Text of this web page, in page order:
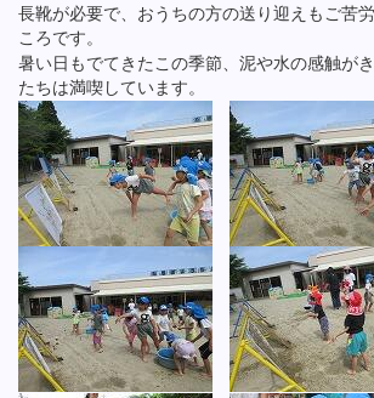
長靴が必要で、おうちの方の送り迎えもご苦
ころです。
暑い日もでてきたこの季節、泥や水の感触が
たちは満喫しています。